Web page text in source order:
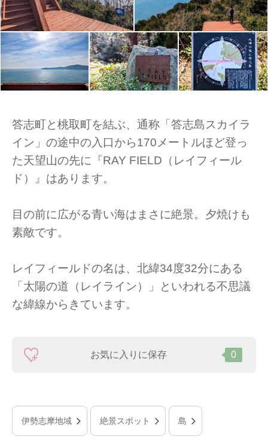
答志町と桃取町を結ぶ、通称「答志島スカイラ
イン」の途中の入口から170メートルほど登っ
た天望山の先に『RAY FIELD（レイフィール
ド）』はあります。
目の前に広がる青い海はまさに絶景。夕焼けも
素敵です。
レイフィールドの名は、北緯34度32分にある
「太陽の道（レイライン）」といわれる不思議
な緯線からきています。
お気に入りに保存 0
伊勢志摩地域 絶景スポット 島